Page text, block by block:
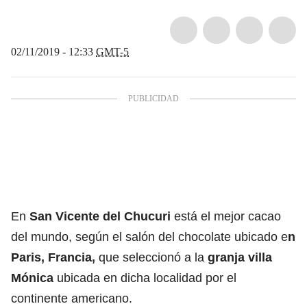
02/11/2019 - 12:33 GMT-5
En San Vicente del Chucuri está el mejor cacao
del mundo, según el salón del chocolate ubicado en
Paris, Francia, que seleccionó a la granja villa
Mónica ubicada en dicha localidad por el
continente americano.